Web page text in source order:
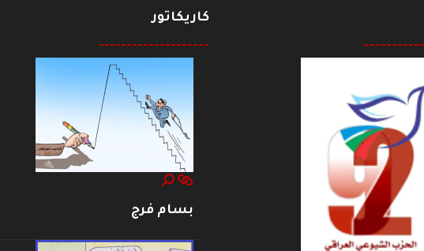
كاريكاتور
--------------------
بسام فرج